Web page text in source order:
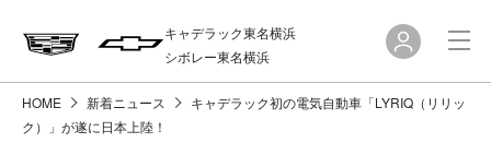
キャデラック東名横浜
シボレー東名横浜
HOME 新着ニュース
キャデラック初の電気自動車「LYRIQ（リリッ
ク）」が遂に日本上陸！